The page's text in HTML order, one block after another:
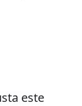
este